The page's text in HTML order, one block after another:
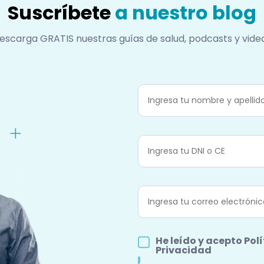
Suscríbetea nuestro blog
GRATIS nuestras guías de salud, podcasts y
He leído y acepto
Privacidad